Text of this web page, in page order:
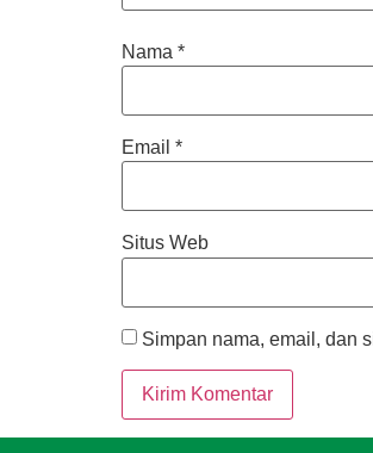
Nama *
Email *
Situs Web
Simpan nama, email, dan